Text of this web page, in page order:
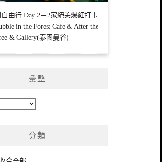
自由行 Day 2－2家絕美爆紅打卡
in the Forest Cafe & After the
& Gallery(泰國曼谷)
彙整
分類